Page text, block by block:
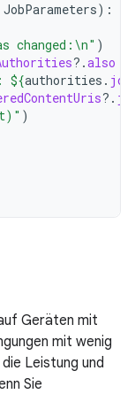
JobParameters):
changed:\n" )
?.also
${authorities .
?.
)
Geräten mit
mit wenig
Leistung und
Sie